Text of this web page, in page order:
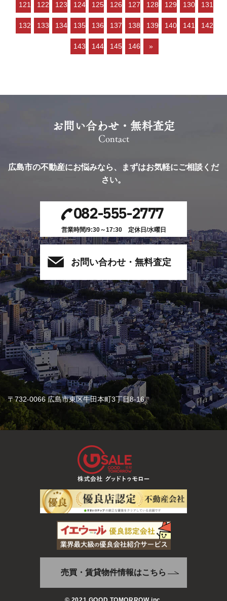
121 122 123 124 125 126 127 128 129 130 131
132 133 134 135 136 137 138 139 140 141 142
143 144 145 146 »
お問い合わせ・無料査定
Contact
広島市の不動産にお悩みなら、
まずはお気軽にご相談くだ
さい。
082-555-2777
営業時間/9:30～17:30 定休日/水曜日
お問い合わせ・無料査定
〒732-0066 広島市東区牛田本町3丁目8-16
売買・賃貸物件情報はこちら